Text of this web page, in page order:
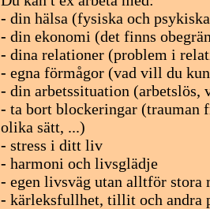
- din hälsa (fysiska och
- din ekonomi (det finns
- dina relationer (problem i
- egna förmågor (vad vill du
- din arbetssituation
- ta bort blockeringar (trauman
olika sätt, ...)
- stress i ditt liv
- harmoni och livsglädje
- egen livsväg utan alltför stora
- kärleksfullhet, tillit och andra